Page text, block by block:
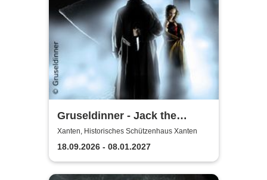
Gruseldinner - Jack the
Ripper
Xanten, Historisches Schützenhaus Xanten
18.09.2026 - 08.01.2027